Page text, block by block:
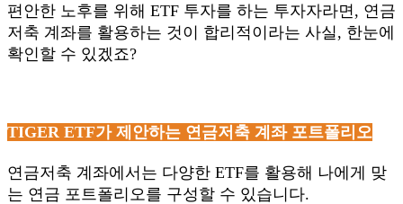
편안한 노후를 위해 ETF 투자를 하는 투자자라면, 연금
저축 계좌를 활용하는 것이 합리적이라는 사실, 한눈에
확인할 수 있겠죠?
TIGER ETF가 제안하는 연금저축 계좌 포트폴리오
연금저축 계좌에서는 다양한 ETF를 활용해 나에게 맞
는 연금 포트폴리오를 구성할 수 있습니다.